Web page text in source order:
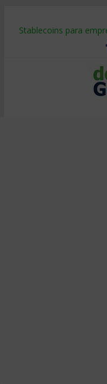
Stablecoins para
Despido silencioso:
IA en selección de
Trabajo forzoso en la
Mercado hispano de